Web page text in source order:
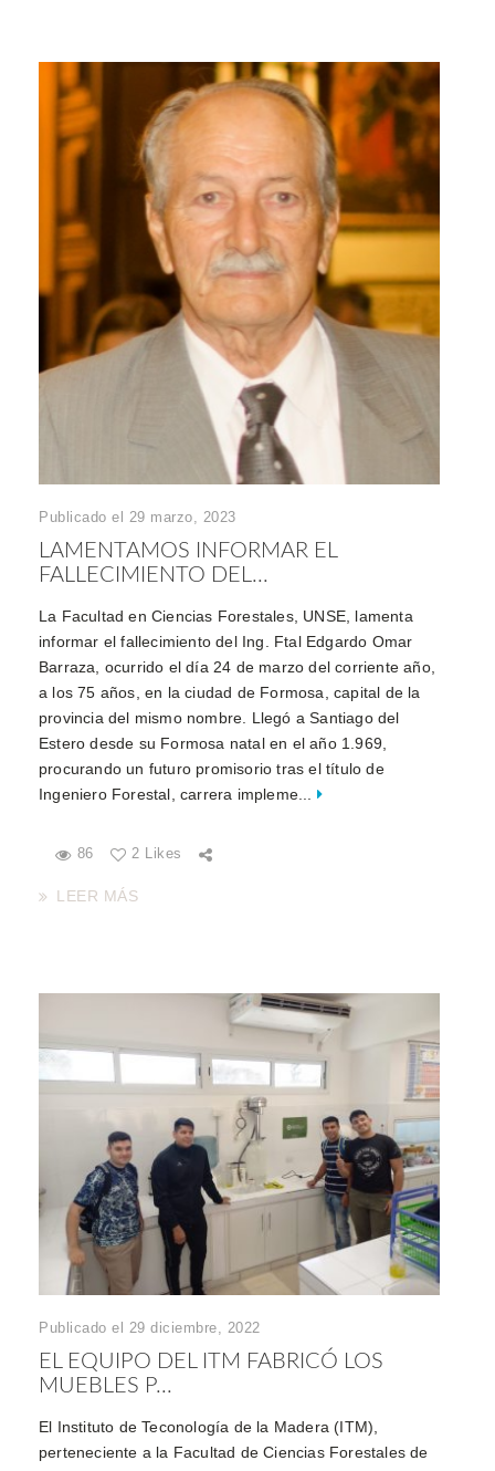
Publicado el 29 marzo, 2023
LAMENTAMOS INFORMAR EL
FALLECIMIENTO DEL...
La Facultad en Ciencias Forestales, UNSE, lamenta
informar el fallecimiento del Ing. Ftal Edgardo Omar
Barraza, ocurrido el día 24 de marzo del corriente año,
a los 75 años, en la ciudad de Formosa, capital de la
provincia del mismo nombre. Llegó a Santiago del
Estero desde su Formosa natal en el año 1.969,
procurando un futuro promisorio tras el título de
Ingeniero Forestal, carrera impleme...
86 2 Likes
LEER MÁS
Publicado el 29 diciembre, 2022
EL EQUIPO DEL ITM FABRICÓ LOS
MUEBLES P...
El Instituto de Teconología de la Madera (ITM),
perteneciente a la Facultad de Ciencias Forestales de